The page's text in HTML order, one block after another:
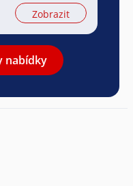
Zobrazit
nabídky